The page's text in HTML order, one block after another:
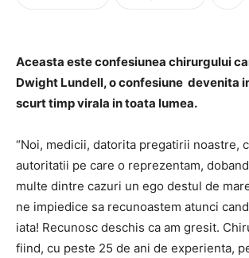
Aceasta este confesiunea chirurgului
Dwight Lundell, o confesiune devenita
scurt timp virala in toata lumea.
“Noi, medicii, datorita pregatirii noastre,
autoritatii pe care o reprezentam,
multe dintre cazuri un ego destul de
ne impiedice sa recunoastem atunci
iata! Recunosc deschis ca am gresit.
fiind, cu peste 25 de ani de experienta,